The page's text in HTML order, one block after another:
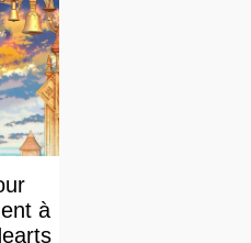
à